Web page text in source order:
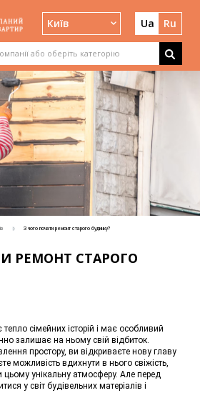
Київ Ua Ru
З чого почати ремонт старого будинку?
РЕМОНТ СТАРОГО
сімейних історій і має особливий
залишає на ньому свій відбиток.
простору, ви відкриваєте нову главу
можливість вдихнути в нього свіжість,
цьому унікальну атмосферу. Але перед
у світ будівельних матеріалів і